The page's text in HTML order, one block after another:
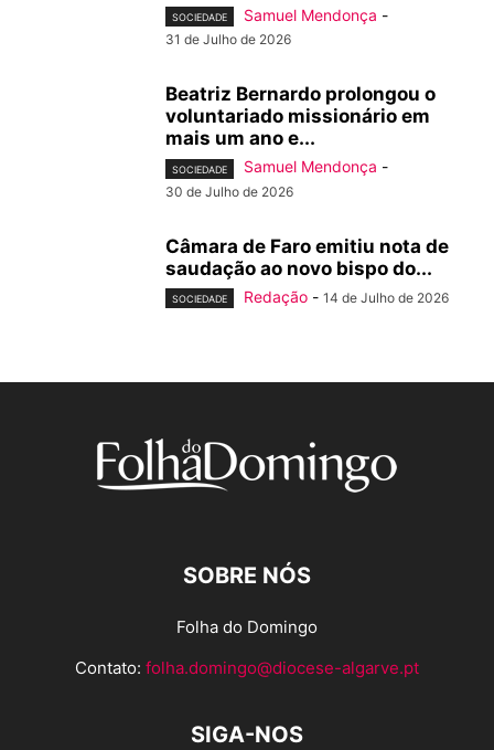
SOCIEDADE Samuel Mendonça -
31 de Julho de 2026
Beatriz Bernardo prolongou o
voluntariado missionário em
mais um ano e...
SOCIEDADE Samuel Mendonça -
30 de Julho de 2026
Câmara de Faro emitiu nota de
saudação ao novo bispo do...
SOCIEDADE Redação - 14 de Julho de 2026
SOBRE NÓS
Folha do Domingo
Contato: folha.domingo@diocese-algarve.pt
SIGA-NOS